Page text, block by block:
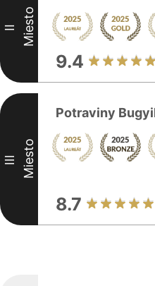
II Miesto
9.4
III Miesto
Potraviny
8.7